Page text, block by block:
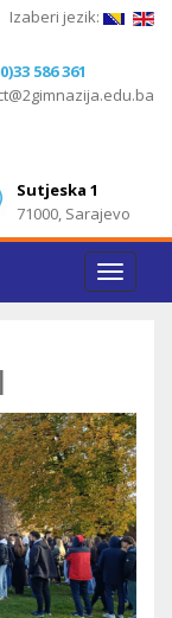
586 361
Sutjeska 1
71000, Sarajevo
Izaberi jezik:
Toggle